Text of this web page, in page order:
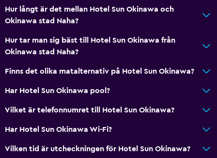
Hur långt är det mellan Hotel Sun Okinawa och
Okinawa stad Naha?
Hur tar man sig bäst till Hotel Sun Okinawa från
Okinawa stad Naha?
Finns det olika matalternativ på Hotel Sun Okinawa?
Har Hotel Sun Okinawa pool?
Vilket är telefonnumret till Hotel Sun Okinawa?
Har Hotel Sun Okinawa Wi-Fi?
Vilken tid är utcheckningen för Hotel Sun Okinawa?